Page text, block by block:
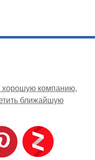
хорошую компанию
ближайшую